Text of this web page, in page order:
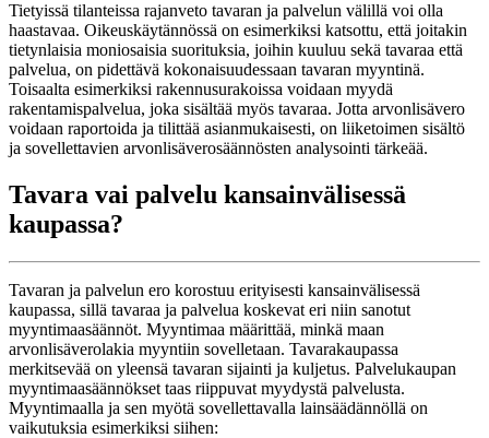
Tietyissä tilanteissa rajanveto tavaran ja palvelun välillä voi olla
haastavaa. Oikeuskäytännössä on esimerkiksi katsottu, että joitakin
tietynlaisia moniosaisia suorituksia, joihin kuuluu sekä tavaraa että
palvelua, on pidettävä kokonaisuudessaan tavaran myyntinä.
Toisaalta esimerkiksi rakennusurakoissa voidaan myydä
rakentamispalvelua, joka sisältää myös tavaraa. Jotta arvonlisävero
voidaan raportoida ja tilittää asianmukaisesti, on liiketoimen sisältö
ja sovellettavien arvonlisäverosäännösten analysointi tärkeää.
Tavara vai palvelu kansainvälisessä
kaupassa?
Tavaran ja palvelun ero korostuu erityisesti kansainvälisessä
kaupassa, sillä tavaraa ja palvelua koskevat eri niin sanotut
myyntimaasäännöt. Myyntimaa määrittää, minkä maan
arvonlisäverolakia myyntiin sovelletaan. Tavarakaupassa
merkitsevää on yleensä tavaran sijainti ja kuljetus. Palvelukaupan
myyntimaasäännökset taas riippuvat myydystä palvelusta.
Myyntimaalla ja sen myötä sovellettavalla lainsäädännöllä on
vaikutuksia esimerkiksi siihen: